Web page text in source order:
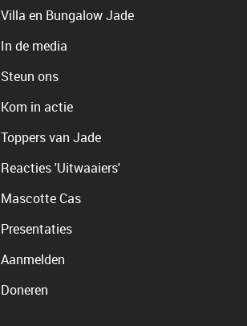
Villa en Bungalow Jade
In de media
Steun ons
Kom in actie
Toppers van Jade
Reacties 'Uitwaaiers'
Mascotte Cas
Presentaties
Aanmelden
Doneren